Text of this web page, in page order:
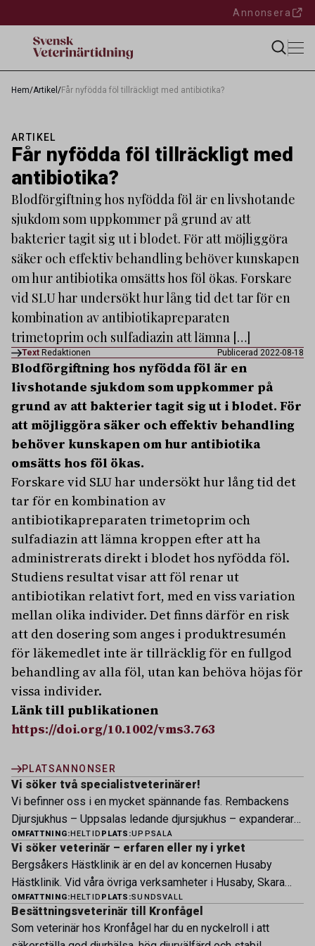
Annonsera
Hem/Artikel /Får nyfödda föl tillräckligt med antibiotika?
ARTIKEL
Får nyfödda föl tillräckligt med
antibiotika?
Blodförgiftning hos nyfödda föl är en livshotande
sjukdom som uppkommer på grund av att
bakterier tagit sig ut i blodet. För att möjliggöra
säker och effektiv behandling behöver kunskapen
om hur antibiotika omsätts hos föl ökas. Forskare
vid SLU har undersökt hur lång tid det tar för en
kombination av antibiotikapreparaten
trimetoprim och sulfadiazin att lämna […]
Text Redaktionen Publicerad 2022-08-18
Blodförgiftning hos nyfödda föl är en
livshotande sjukdom som uppkommer på
grund av att bakterier tagit sig ut i blodet. För
att möjliggöra säker och effektiv behandling
behöver kunskapen om hur antibiotika
omsätts hos föl ökas.
Forskare vid SLU har undersökt hur lång tid det
tar för en kombination av
antibiotikapreparaten trimetoprim och
sulfadiazin att lämna kroppen efter att ha
administrerats direkt i blodet hos nyfödda föl.
Studiens resultat visar att föl renar ut
antibiotikan relativt fort, med en viss variation
mellan olika individer. Det finns därför en risk
att den dosering som anges i produktresumén
för läkemedlet inte är tillräcklig för en fullgod
behandling av alla föl, utan kan behöva höjas för
vissa individer.
Länk till publikationen
https://doi.org/10.1002/vms3.763
PLATSANNONSER
Vi söker två specialistveterinärer!
Vi befinner oss i en mycket spännande fas. Rembackens
Djursjukhus – Uppsalas ledande djursjukhus – expanderar
nu sin specialistverksamhet och söker legitimerade
veterinärer med specialistkompetens som vill vara med
och forma vårt nästa kapitel. Hos oss möter du ett
engagerat team, moderna faciliteter och verkliga
möjligheter att bedriva avancerad djursjukvård. Vad vi
erbjuder Särskilt meriterande: […]
OMFATTNING:HELTID PLATS:UPPSALA
Vi söker veterinär – erfaren eller ny i yrket
Bergsåkers Hästklinik är en del av koncernen Husaby
Hästklinik. Vid våra övriga verksamheter i Husaby, Skara
och Bjertorp jobbar idag ett 60-tal medarbetare. Om kliniken
Bergsåkers Hästklinik bedriver veterinärverksamhet i en
modern klinik vid Bergsåkers travbana, Sundsvall. Vi
OMFATTNING:HELTID PLATS:SUNDSVALL
Besättningsveterinär till Kronfågel
Som veterinär hos Kronfågel har du en nyckelroll i att